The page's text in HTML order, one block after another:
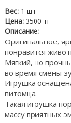
Вес: 1 шт
Цена: 3500 тг
Описание:
Оригинальное,
понравится
Мягкий, но
во время смены
Игрушка
питомца.
Такая игрушка
массу приятных